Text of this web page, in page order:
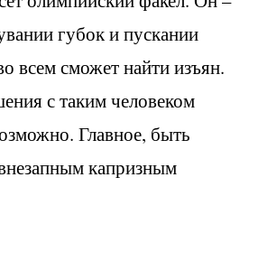
губок и пускании
всем сможет найти изъян.
с таким человеком
Главное, быть
капризным